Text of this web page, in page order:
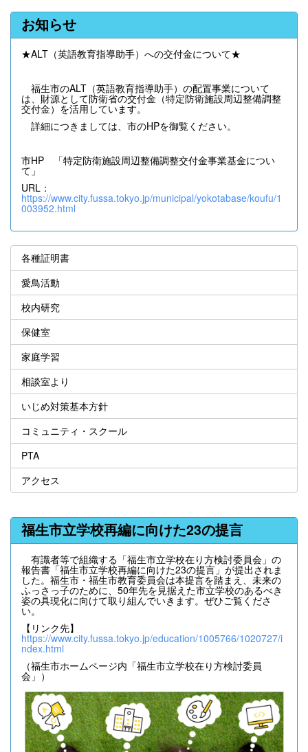
お知らせ
★ALT（英語教育指導助手）への交付金について★
福生市のALT（英語教育指導助手）の配置事業について
は、財源として防衛省の交付金（特定防衛施設周辺整備調整
交付金）を活用しています。
詳細につきましては、市のHPを御覧ください。
市HP 「特定防衛施設周辺整備調整交付金事業基金につい
て」
URL：
https://www.city.fussa.tokyo.jp/municipal/yokotabase/koufu/1
003952.html
各種証明書
愛鳥活動
校内研究
保健室
家庭学習
相談室より
いじめ対策基本方針
コミュニティ・スクール
PTA
アクセス
福生市立学校再編に向けた23の提言
有識者等で組織する「福生市立学校在り方検討委員会」の
報告書「福生市立学校再編に向けた23の提言」が提出されま
した。福生市・福生市教育委員会は本提言を踏まえ、未来の
ふっさっ子のために、50年先を見据えた市立学校のあるべき
姿の具現化に向けて取り組んでいきます。ぜひご覧くださ
い。
【リンク先】
https://www.city.fussa.tokyo.jp/education/1005766/1020727/i
ndex.html
（福生市ホームページ内「福生市立学校在り方検討委員
会」）